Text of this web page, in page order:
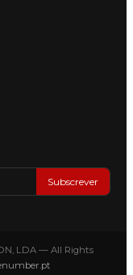
Subscrever
LDA — All Rights